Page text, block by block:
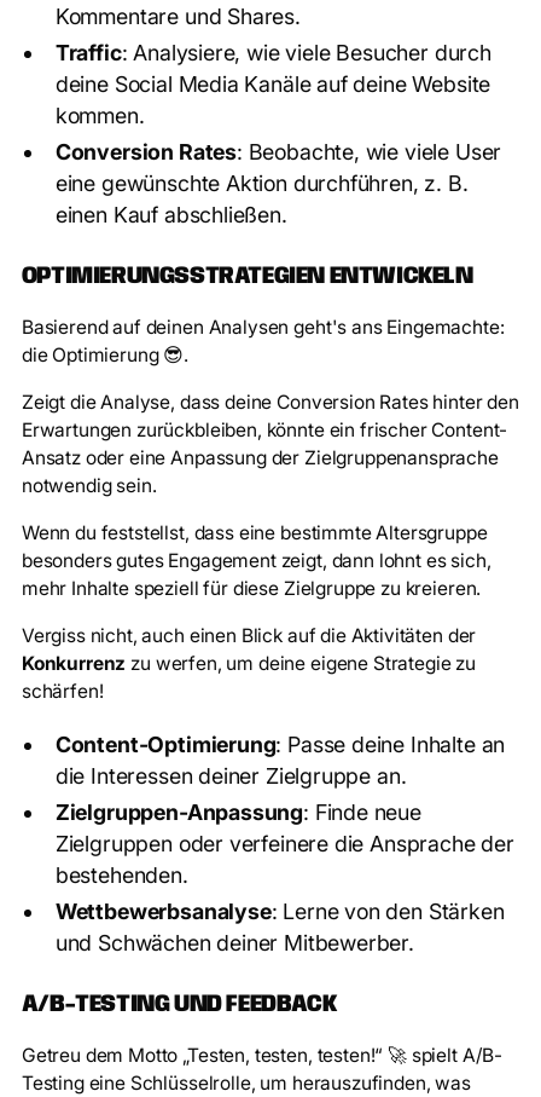
Kommentare und Shares.
Traffic: Analysiere, wie viele Besucher durch
deine Social Media Kanäle auf deine Website
kommen.
Conversion Rates: Beobachte, wie viele User
eine gewünschte Aktion durchführen, z. B.
einen Kauf abschließen.
OPTIMIERUNGSSTRATEGIEN ENTWICKELN
Basierend auf deinen Analysen geht's ans Eingemachte:
die Optimierung 😎.
Zeigt die Analyse, dass deine Conversion Rates hinter den
Erwartungen zurückbleiben, könnte ein frischer Content-
Ansatz oder eine Anpassung der Zielgruppenansprache
notwendig sein.
Wenn du feststellst, dass eine bestimmte Altersgruppe
besonders gutes Engagement zeigt, dann lohnt es sich,
mehr Inhalte speziell für diese Zielgruppe zu kreieren.
Vergiss nicht, auch einen Blick auf die Aktivitäten der
Konkurrenz zu werfen, um deine eigene Strategie zu
schärfen!
Content-Optimierung: Passe deine Inhalte an
die Interessen deiner Zielgruppe an.
Zielgruppen-Anpassung: Finde neue
Zielgruppen oder verfeinere die Ansprache der
bestehenden.
Wettbewerbsanalyse: Lerne von den Stärken
und Schwächen deiner Mitbewerber.
A/B-TESTING UND FEEDBACK
Getreu dem Motto „Testen, testen, testen!“ 🚀 spielt A/B-
Testing eine Schlüsselrolle, um herauszufinden, was